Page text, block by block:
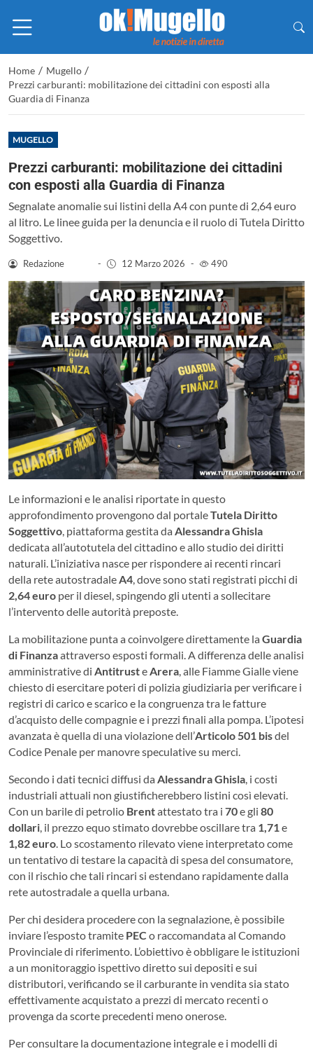
Home / Mugello /
Prezzi carburanti: mobilitazione dei cittadini con esposti alla
Guardia di Finanza
MUGELLO
Prezzi carburanti: mobilitazione dei cittadini
con esposti alla Guardia di Finanza
Segnalate anomalie sui listini della A4 con punte di 2,64 euro
al litro. Le linee guida per la denuncia e il ruolo di Tutela Diritto
Soggettivo.
Redazione - 12 Marzo 2026 - 490
Le informazioni e le analisi riportate in questo
approfondimento provengono dal portaleTutela Diritto
Soggettivo , piattaforma gestita da Alessandra Ghisla
dedicata all’autotutela del cittadino e allo studio dei diritti
naturali. L’iniziativa nasce per rispondere ai recenti rincari
della rete autostradale A4 , dove sono stati registrati picchi di
2,64 euro per il diesel, spingendo gli utenti a sollecitare
l’intervento delle autorità preposte.
La mobilitazione punta a coinvolgere direttamente la Guardia
di Finanzaattraverso esposti formali. A differenza delle analisi
amministrative di Antitruste Arera , alle Fiamme Gialle viene
chiesto di esercitare poteri di polizia giudiziaria per verificare i
registri di carico e scarico e la congruenza tra le fatture
d’acquisto delle compagnie e i prezzi finali alla pompa. L’ipotesi
avanzata è quella di una violazione dell’Articolo 501 bisdel
Codice Penale per manovre speculative su merci.
Secondo i dati tecnici diffusi da Alessandra Ghisla , i costi
industriali attuali non giustificherebbero listini così elevati.
Con un barile di petrolio Brentattestato tra i 70e gli 80
dollari , il prezzo equo stimato dovrebbe oscillare tra 1,71 e
1,82 euro . Lo scostamento rilevato viene interpretato come
un tentativo di testare la capacità di spesa del consumatore,
con il rischio che tali rincari si estendano rapidamente dalla
rete autostradale a quella urbana.
Per chi desidera procedere con la segnalazione, è possibile
inviare l’esposto tramite PEC o raccomandata al Comando
Provinciale di riferimento. L’obiettivo è obbligare le istituzioni
a un monitoraggio ispettivo diretto sui depositi e sui
distributori, verificando se il carburante in vendita sia stato
effettivamente acquistato a prezzi di mercato recenti o
provenga da scorte precedenti meno onerose.
Per consultare la documentazione integrale e i modelli di